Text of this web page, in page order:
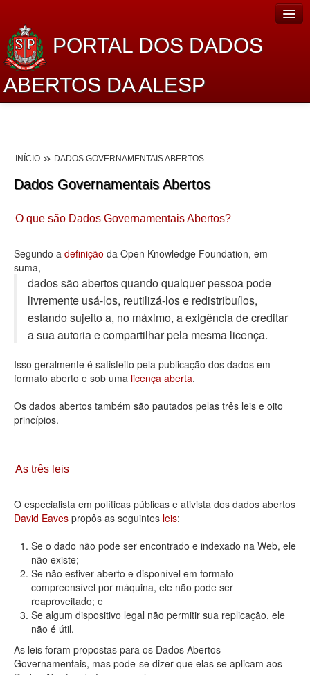
PORTAL DOS DADOS
ABERTOS DA ALESP
Lei de Acesso à Informação
Dados Governamentais Abertos
Planejamento
Catálogo de dados
Processo Legislativo
Deputados Estaduais
Administração
Legislação
Agenda
Contato
INÍCIO DADOS GOVERNAMENTAIS ABERTOS
Dados Governamentais Abertos
O que são Dados Governamentais Abertos?
Segundo a definição da Open Knowledge Foundation, em
suma,
dados são abertos quando qualquer pessoa pode
livremente usá-los, reutilizá-los e redistribuí­los,
estando sujeito a, no máximo, a exigência de creditar
a sua autoria e compartilhar pela mesma licença.
Isso geralmente é satisfeito pela publicação dos dados em
formato aberto e sob uma licença aberta.
Os dados abertos também são pautados pelas três leis e oito
princípios.
As três leis
O especialista em políticas públicas e ativista dos dados abertos
David Eaves propôs as seguintes leis:
Se o dado não pode ser encontrado e indexado na Web, ele
não existe;
Se não estiver aberto e disponível em formato
compreensível por máquina, ele não pode ser
reaproveitado; e
Se algum dispositivo legal não permitir sua replicação, ele
não é útil.
As leis foram propostas para os Dados Abertos
Governamentais, mas pode-se dizer que elas se aplicam aos